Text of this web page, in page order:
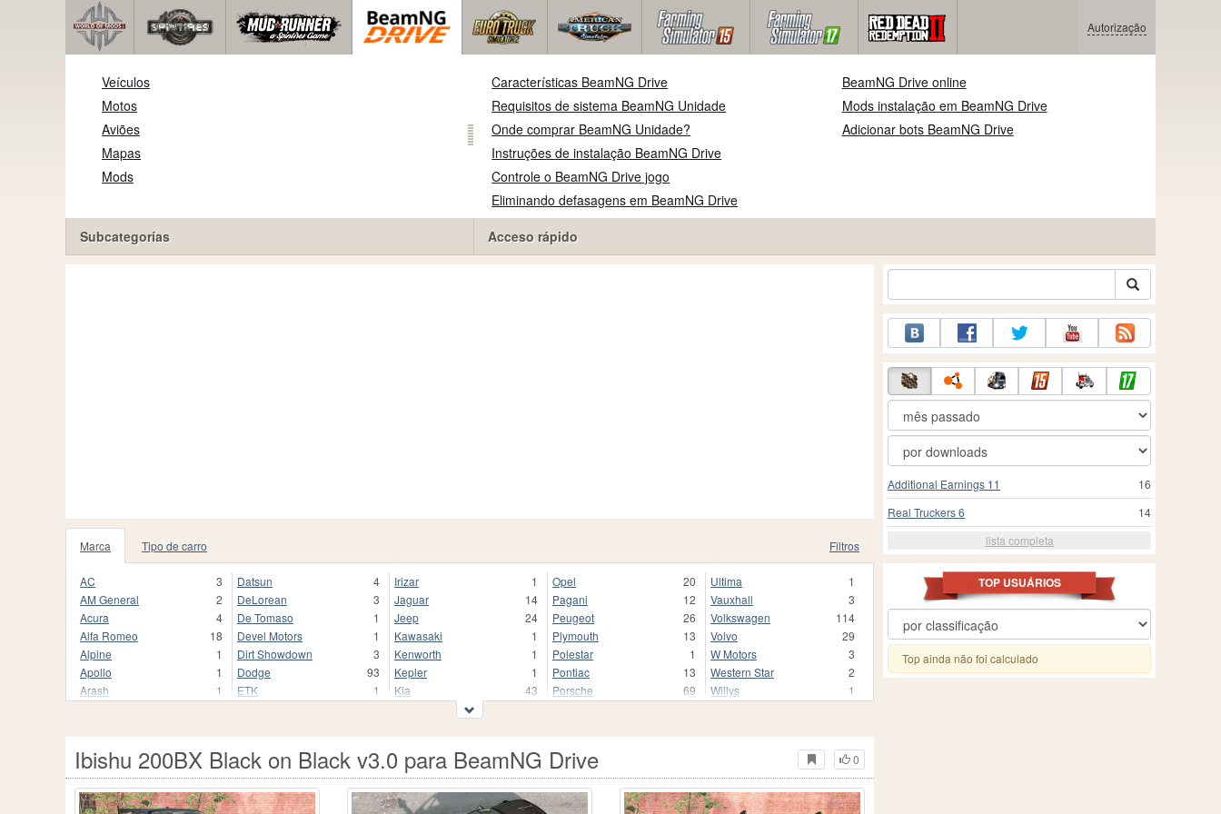
Autorização
Veículos
Motos
Aviões
Mapas
Mods
Subcategorías
Características BeamNG Drive
Requisitos de sistema BeamNG Unidade
Onde comprar BeamNG Unidade?
Instruções de instalação BeamNG Drive
Controle o BeamNG Drive jogo
Eliminando defasagens em BeamNG Drive
BeamNG Drive online
Mods instalação em BeamNG Drive
Adicionar bots BeamNG Drive
Acceso rápido
Marca Tipo de carro Filtros
AC
3
AM General
2
Acura
4
Alfa Romeo
18
Alpine
1
Apollo
1
Arash
1
Aurus
3
Autozam
1
BAC
2
Datsun
4
DeLorean
3
De Tomaso
1
Devel Motors
1
Dirt Showdown
3
Dodge
93
ETK
1
Fisker
2
FlatOut
5
Fleetwood
1
Irizar
1
Jaguar
14
Jeep
24
Kawasaki
1
Kenworth
1
Kepler
1
Kia
43
Lancia
3
Land Rover
26
Lexus
40
Opel
20
Pagani
12
Peugeot
26
Plymouth
13
Polestar
1
Pontiac
13
Porsche
69
Rivian
Rolls-Royce
13
Rover
1
Ultima
1
Vauxhall
3
Volkswagen
114
Volvo
29
W Motors
3
Western Star
2
Willys
1
2
Outro
55
АЗЛК
1
0
Ibishu 200BX Black on Black v3.0 para BeamNG Drive
16
Additional Earnings 11
14
Real Truckers 6
lista completa
TOP USUÁRIOS
Top ainda não foi calculado